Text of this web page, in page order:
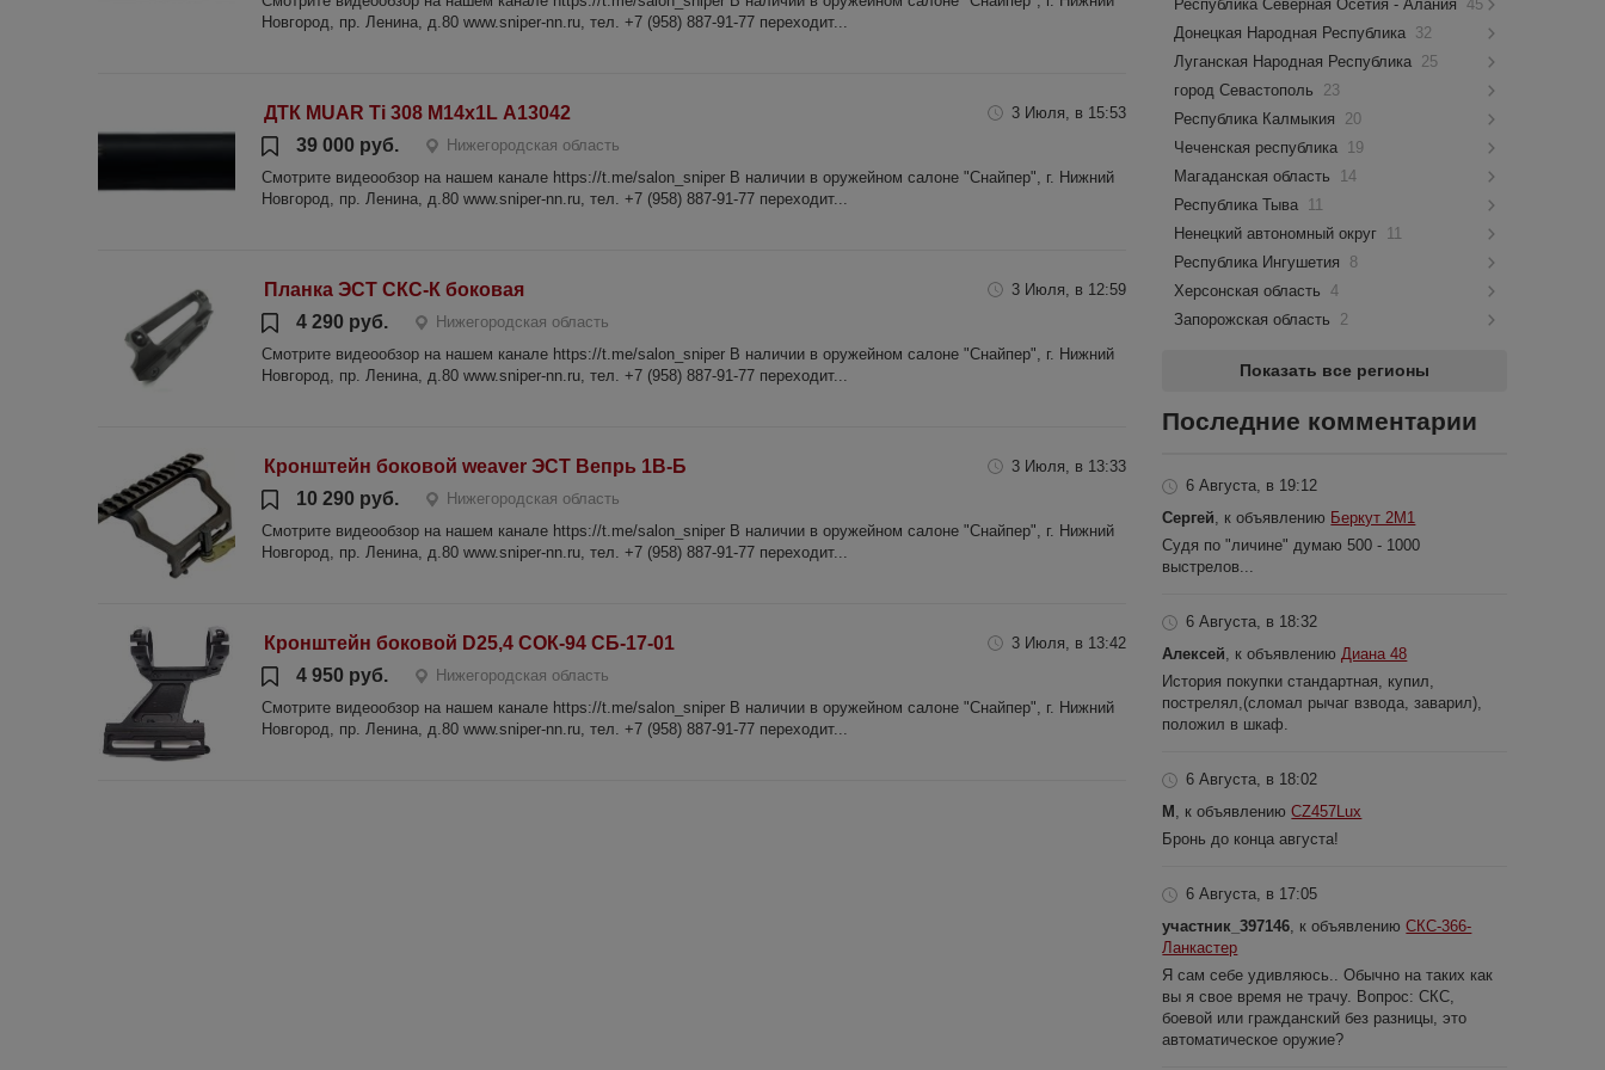
Новгород, пр. Ленина, д.80 www.sniper-nn.ru, тел. +7 (958) 887-91-77 переходит...
ДТК MUAR Ti 308 М14х1L А13042 3 Июля, в 15:53
39 000 руб.
Нижегородская область
Смотрите видеообзор на нашем канале https://t.me/salon_sniper В наличии в оружейном салоне "Снайпер", г. Нижний
Новгород, пр. Ленина, д.80 www.sniper-nn.ru, тел. +7 (958) 887-91-77 переходит...
Планка ЭСТ СКС-К боковая 3 Июля, в 12:59
4 290 руб.
Нижегородская область
Смотрите видеообзор на нашем канале https://t.me/salon_sniper В наличии в оружейном салоне "Снайпер", г. Нижний
Новгород, пр. Ленина, д.80 www.sniper-nn.ru, тел. +7 (958) 887-91-77 переходит...
Кронштейн боковой weaver ЭСТ Вепрь 1В-Б 3 Июля, в 13:33
10 290 руб.
Нижегородская область
Смотрите видеообзор на нашем канале https://t.me/salon_sniper В наличии в оружейном салоне "Снайпер", г. Нижний
Новгород, пр. Ленина, д.80 www.sniper-nn.ru, тел. +7 (958) 887-91-77 переходит...
Кронштейн боковой D25,4 СОК-94 СБ-17-01 3 Июля, в 13:42
4 950 руб.
Нижегородская область
Смотрите видеообзор на нашем канале https://t.me/salon_sniper В наличии в оружейном салоне "Снайпер", г. Нижний
Новгород, пр. Ленина, д.80 www.sniper-nn.ru, тел. +7 (958) 887-91-77 переходит...
Республика Северная Осетия - Алания
45
Донецкая Народная Республика 32
Луганская Народная Республика 25
город Севастополь
23
Республика Калмыкия
20
Чеченская республика 19
Магаданская область
14
Республика Тыва 11
Ненецкий автономный округ 11
Республика Ингушетия
8
Херсонская область
4
Запорожская область
2
Показать все регионы
Последние комментарии
6 Августа, в 19:12
Сергей , к объявлению Беркут 2М1
Судя по "личине" думаю 500 - 1000
выстрелов...
6 Августа, в 18:32
Алексей , к объявлению Диана 48
История покупки стандартная, купил,
пострелял,(сломал рычаг взвода, заварил),
положил в шкаф.
6 Августа, в 18:02
M , к объявлениюCZ457Lux
Бронь до конца августа!
6 Августа, в 17:05
участник_397146 , к объявлениюСКС-366-
Ланкастер
Я сам себе удивляюсь.. Обычно на таких как
вы я свое время не трачу. Вопрос: СКС,
боевой или гражданский без разницы, это
автоматическое оружие?